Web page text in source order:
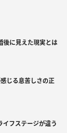
後に見えた現実とは
じる息苦しさの正
フステージが違う